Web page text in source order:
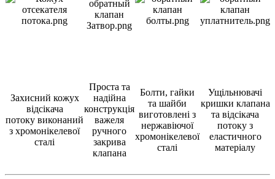
Захисний кожух
відсікача
потоку виконаний
з хромонікелевої
сталі
Проста та
надійна
конструкція
важеля
ручного
закрива
клапана
Болти, гайки
та шайби
виготовлені з
нержавіючої
хромонікелевої
сталі
Ущільнювачі
кришки клапана
та відсікача
потоку з
еластичного
матеріалу